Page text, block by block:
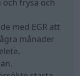
frysa och
med EGR att
månader